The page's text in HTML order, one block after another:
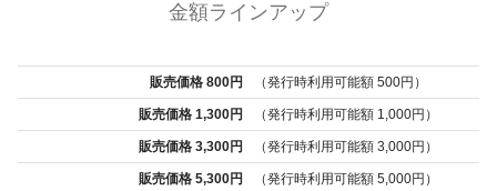
金額ラインアップ
販売価格 800円 （発行時利用可能額 500円）
販売価格 1,300円 （発行時利用可能額 1,000円）
販売価格 3,300円 （発行時利用可能額 3,000円）
販売価格 5,300円 （発行時利用可能額 5,000円）